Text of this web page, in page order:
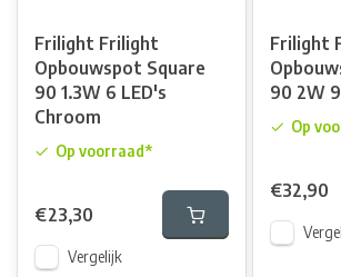
Frilight Frilight
Opbouwspot Square
90 1.3W 6 LED's
Chroom
Op voorraad*
€23,30
Vergelijk
Frilight
90 2W
Op
€32,90